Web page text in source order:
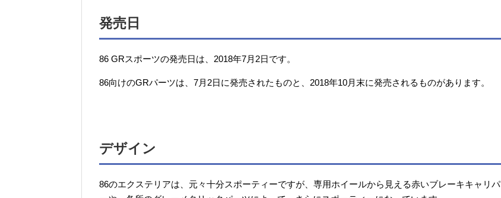
発売日
86 GRスポーツの発売日は、2018年7月2日です。
86向けのGRパーツは、7月2日に発売されたものと、2018年10月末に発売されるものがあります。
デザイン
86のエクステリアは、元々十分スポーティーですが、専用ホイールから見える赤いブレーキキャリパ